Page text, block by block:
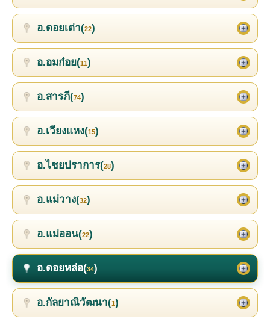
อ.ดอยเต่า(22)
อ.อมก๋อย(11)
อ.สารภี(74)
อ.เวียงแหง(15)
อ.ไชยปราการ(28)
อ.แม่วาง(32)
อ.แม่ออน(22)
อ.ดอยหล่อ(34)
อ.กัลยาณิวัฒนา(1)